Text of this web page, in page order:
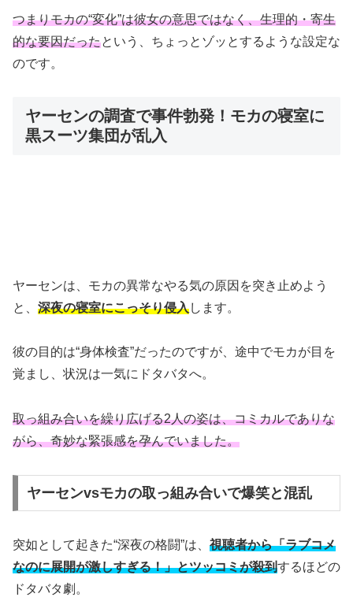
つまりモカの“変化”は彼女の意思ではなく、生理的・寄生
的な要因だったという、ちょっとゾッとするような設定な
のです。
ヤーセンの調査で事件勃発！モカの寝室に
黒スーツ集団が乱入
ヤーセンは、モカの異常なやる気の原因を突き止めよう
と、 深夜の寝室にこっそり侵入します。
彼の目的は“身体検査”だったのですが、途中でモカが目を
覚まし、状況は一気にドタバタへ。
取っ組み合いを繰り広げる2人の姿は、コミカルでありな
がら、奇妙な緊張感を孕んでいました。
ヤーセンvsモカの取っ組み合いで爆笑と混乱
突如として起きた“深夜の格闘”は、 視聴者から「ラブコメ
なのに展開が激しすぎる！」とツッコミが殺到するほどの
ドタバタ劇。